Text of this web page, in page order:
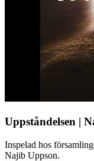
Uppståndelsen |
Inspelad hos
Najib Uppson.